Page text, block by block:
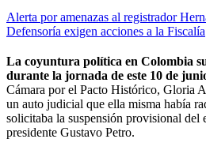
Alerta por amenazas al registrador
Defensoría exigen acciones a la Fiscalía
La coyuntura política en Colombia
durante la jornada de este 10 de
Cámara por el Pacto Histórico, Gloria
un auto judicial que ella misma había
solicitaba la suspensión provisional del
presidente Gustavo Petro.